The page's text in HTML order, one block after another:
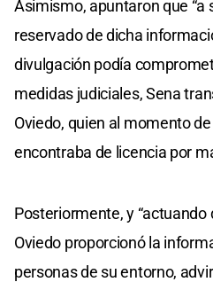
Asimismo, apuntaron que “a
reservado de dicha
divulgación podía
medidas judiciales, Sena
Oviedo, quien al momento
encontraba de licencia por
Posteriormente, y “actuando
Oviedo proporcionó la
personas de su entorno,